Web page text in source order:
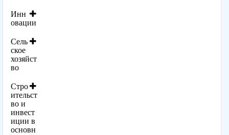
Инн
овации
Сель
ское
хозяйст
во
Стро
ительст
во и
инвест
иции в
основн